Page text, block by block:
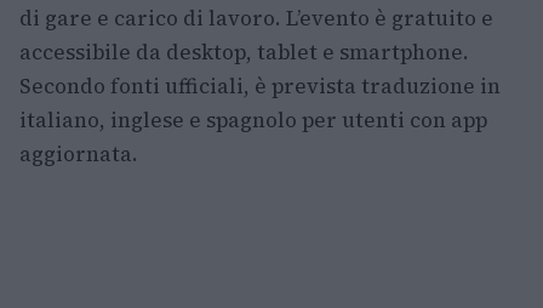
di gare e carico di lavoro. L’evento è gratuito e
accessibile da desktop, tablet e smartphone.
Secondo fonti ufficiali, è prevista traduzione in
italiano, inglese e spagnolo per utenti con app
aggiornata.